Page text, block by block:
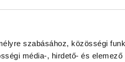
szabásához, közösségi
média-, hirdető- és